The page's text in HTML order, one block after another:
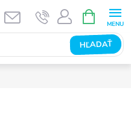
HĽADAŤ
KOŠÍK